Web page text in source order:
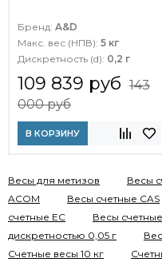
Бренд: A&D
Макс. вес (НПВ): 5 кг
Дискретность (d): 0,2 г
109 839 руб 143
000 руб
В КОРЗИНУ
Весы для метизов Весы
ACOM
Весы счетные CAS
счетные EC
Весы
дискретностью 0,05 г
Счетные весы 10 кг